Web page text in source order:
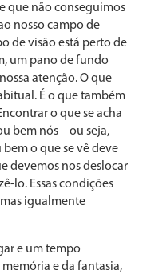
que não conseguimos
nosso campo de
de visão está perto de
um pano de fundo
atenção. O que
É o que também
o que se acha
bem nós – ou seja,
o que se vê deve
devemos nos deslocar
lo. Essas condições
igualmente
e um tempo
e da fantasia,